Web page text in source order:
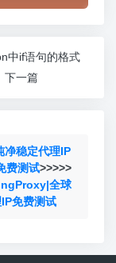
中if语句的格式
下一篇
净稳定代理IP
费测试>>>>>
全球
免费测试